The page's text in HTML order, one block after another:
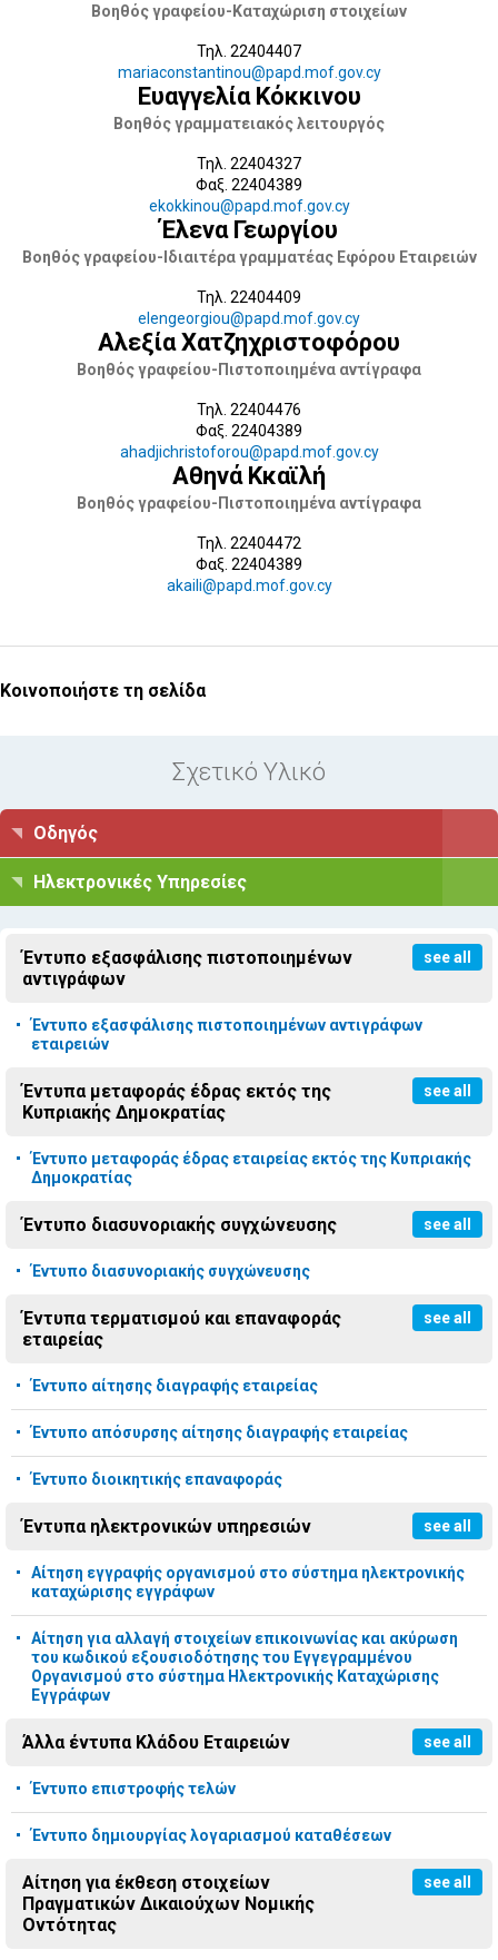
Βοηθός γραφείου-Καταχώριση στοιχείων
Τηλ. 22404407
mariaconstantinou@papd.mof.gov.cy
Ευαγγελία Κόκκινου
Βοηθός γραμματειακός λειτουργός
Τηλ. 22404327
Φαξ. 22404389
ekokkinou@papd.mof.gov.cy
Έλενα Γεωργίου
Βοηθός γραφείου-Ιδιαιτέρα γραμματέας Εφόρου Εταιρειών
Τηλ. 22404409
elengeorgiou@papd.mof.gov.cy
Αλεξία Χατζηχριστοφόρου
Βοηθός γραφείου-Πιστοποιημένα αντίγραφα
Τηλ. 22404476
Φαξ. 22404389
ahadjichristoforou@papd.mof.gov.cy
Αθηνά Κκαϊλή
Βοηθός γραφείου-Πιστοποιημένα αντίγραφα
Τηλ. 22404472
Φαξ. 22404389
akaili@papd.mof.gov.cy
Κοινοποιήστε τη σελίδα
Σχετικό Υλικό
Οδηγός
Ηλεκτρονικές Υπηρεσίες
Έντυπο εξασφάλισης πιστοποιημένων
αντιγράφων
see all
Έντυπο εξασφάλισης πιστοποιημένων αντιγράφων
εταιρειών
Έντυπα μεταφοράς έδρας εκτός της
Κυπριακής Δημοκρατίας
see all
Έντυπο μεταφοράς έδρας εταιρείας εκτός της Κυπριακής
Δημοκρατίας
Έντυπο διασυνοριακής συγχώνευσης see all
Έντυπο διασυνοριακής συγχώνευσης
Έντυπα τερματισμού και επαναφοράς
εταιρείας
see all
Έντυπο αίτησης διαγραφής εταιρείας
Έντυπο απόσυρσης αίτησης διαγραφής εταιρείας
Έντυπο διοικητικής επαναφοράς
Έντυπα ηλεκτρονικών υπηρεσιών see all
Αίτηση εγγραφής οργανισμού στο σύστημα ηλεκτρονικής
καταχώρισης εγγράφων
Αίτηση για αλλαγή στοιχείων επικοινωνίας και ακύρωση
του κωδικού εξουσιοδότησης του Εγγεγραμμένου
Οργανισμού στο σύστημα Ηλεκτρονικής Καταχώρισης
Εγγράφων
Άλλα έντυπα Κλάδου Εταιρειών see all
Έντυπο επιστροφής τελών
Έντυπο δημιουργίας λογαριασμού καταθέσεων
Αίτηση για έκθεση στοιχείων
Πραγματικών Δικαιούχων Νομικής
Οντότητας
see all